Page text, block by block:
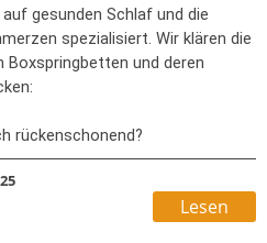
gesunden Schlaf und die
spezialisiert. Wir klären die
und deren
rückenschonend?
Rückenschmerzen verursachen?
gegen Rückenschmerzen?
nicht immer die beste Wahl?
Lesen